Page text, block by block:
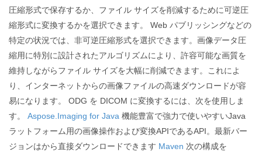
圧縮形式で保存するか、ファイル サイズを削減するために可逆圧
縮形式に変換するかを選択できます。 Web パブリッシングなどの
特定の状況では、非可逆圧縮形式を選択できます。画像データ圧
縮用に特別に設計されたアルゴリズムにより、許容可能な画質を
維持しながらファイル サイズを大幅に削減できます。これによ
り、インターネットからの画像ファイルの高速ダウンロードが容
易になります。 ODG を DICOM に変換するには、次を使用しま
す。 Aspose.Imaging for Java 機能豊富で強力で使いやすいJava
ラットフォーム用の画像操作および変換APIであるAPI。最新バー
ジョンはから直接ダウンロードできます Maven 次の構成を